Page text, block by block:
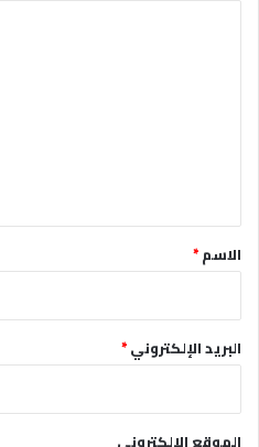
*الاسم*
البريد الإلكتروني*